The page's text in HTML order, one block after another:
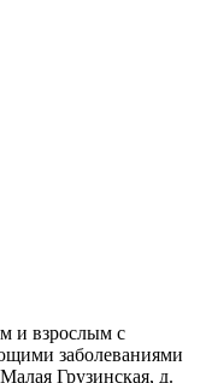
и взрослым с
заболеваниями
Грузинская, д.